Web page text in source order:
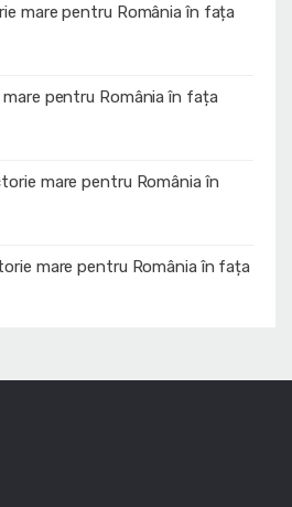
mare pentru România în fața
pentru România în fața
mare pentru România în
mare pentru România în fața